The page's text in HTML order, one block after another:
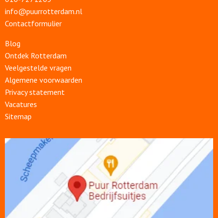
info@puurrotterdam.nl
Contactformulier
Blog
Ontdek Rotterdam
Veelgestelde vragen
Algemene voorwaarden
Privacy statement
Vacatures
Sitemap
Open